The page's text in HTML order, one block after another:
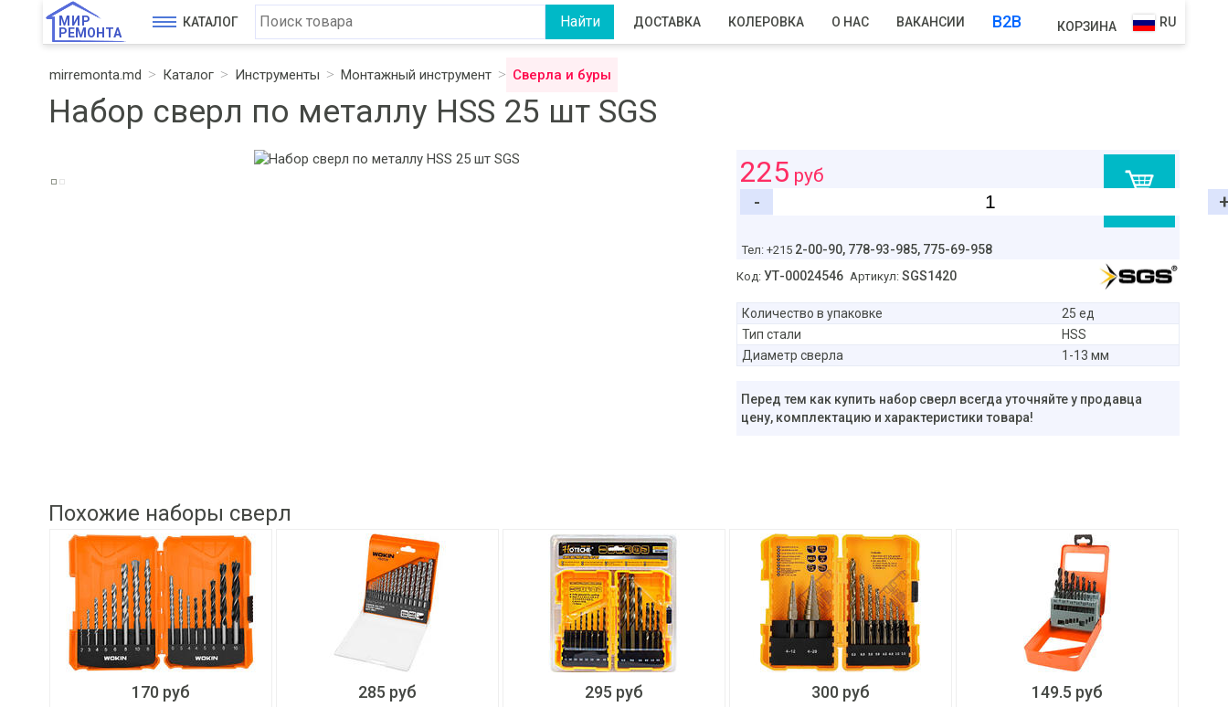
МИР
РЕМОНТА
КАТАЛОГ ДОСТАВКА КОЛЕРОВКА О НАС ВАКАНСИИ B2B КОРЗИНА RU
mirremonta.md Каталог Инструменты Монтажный инструмент Сверла и буры
Набор сверл по металлу HSS 25 шт SGS
225 руб
-
Тел: +215 2-00-90, 778-93-985, 775-69-958
Код: УТ-00024546 Артикул: SGS1420
Количество в упаковке
25 ед
Тип стали
HSS
Диаметр сверла
1-13 мм
Перед тем как купить набор сверл всегда уточняйте у продавца
цену, комплектацию и характеристики товара!
Похожие наборы сверл
170 руб 285 руб 295 руб 300 руб 149.5 руб